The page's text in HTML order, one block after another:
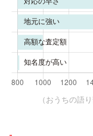
（おうちの語